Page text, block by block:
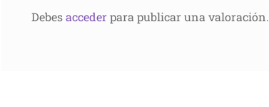
Debesaccederpara publicar una valoración.